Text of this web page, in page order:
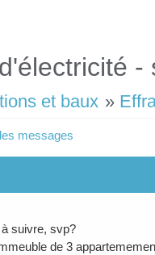
et baux »
messages
suivre, svp?
de 3